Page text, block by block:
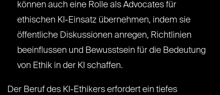
können auch eine Rolle als Advocates für
ethischen KI-Einsatz übernehmen, indem sie
öffentliche Diskussionen anregen, Richtlinien
beeinflussen und Bewusstsein für die Bedeutung
von Ethik in der KI schaffen.
Der Beruf des KI-Ethikers erfordert ein tiefes